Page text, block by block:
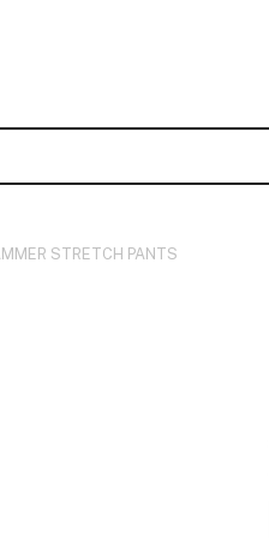
STRETCH PANTS